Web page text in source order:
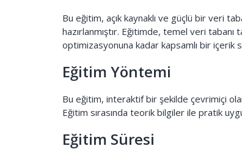
Bu eğitim, açık kaynaklı ve güçlü bir veri
hazırlanmıştır. Eğitimde, temel veri
optimizasyonuna kadar kapsamlı bir içerik
Eğitim Yöntemi
Bu eğitim, interaktif bir şekilde çevrimiçi
Eğitim sırasında teorik bilgiler ile pratik
Eğitim Süresi